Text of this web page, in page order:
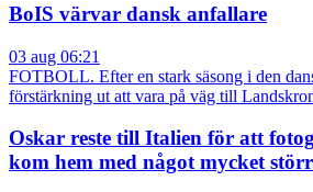
BoIS värvar dansk anfallare
03 aug 06:21
FOTBOLL. Efter en stark säsong i den
förstärkning ut att vara på väg till
Oskar reste till Italien för att
kom hem med något mycket